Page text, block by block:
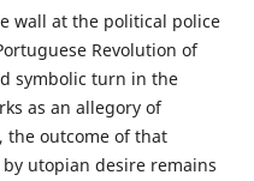
wall at the political police
Revolution of
symbolic turn in the
as an allegory of
the outcome of that
utopian desire remains